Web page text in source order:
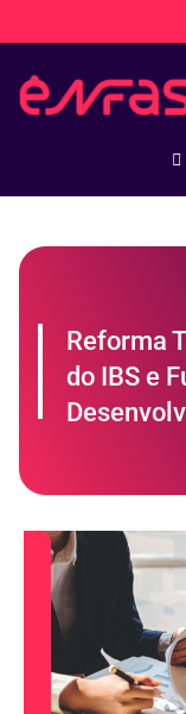
Reforma
do IBS e